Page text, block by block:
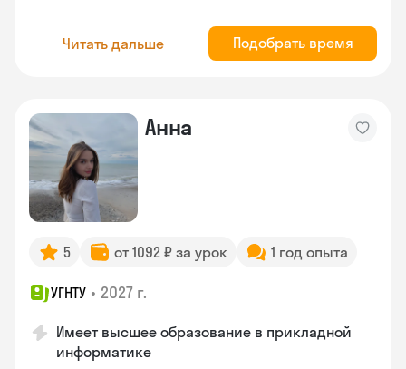
Читать дальше Подобрать время
Анна
5 от 1092 ₽ за урок 1 год опыта
УГНТУ • 2027 г.
Имеет высшее образование в прикладной
информатике